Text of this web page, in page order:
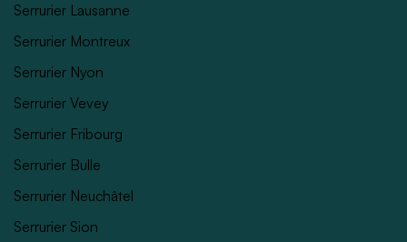
Serrurier Lausanne
Serrurier Montreux
Serrurier Nyon
Serrurier Vevey
Serrurier Fribourg
Serrurier Bulle
Serrurier Neuchâtel
Serrurier Sion